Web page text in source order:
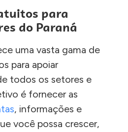
para
do Paraná
uma vasta gama de
para apoiar
todos os setores e
é fornecer as
, informações e
você possa crescer,